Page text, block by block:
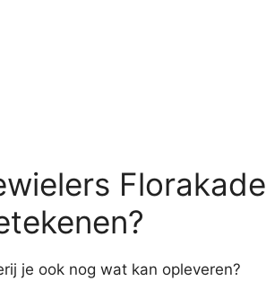
Florakade
je ook nog wat kan opleveren?